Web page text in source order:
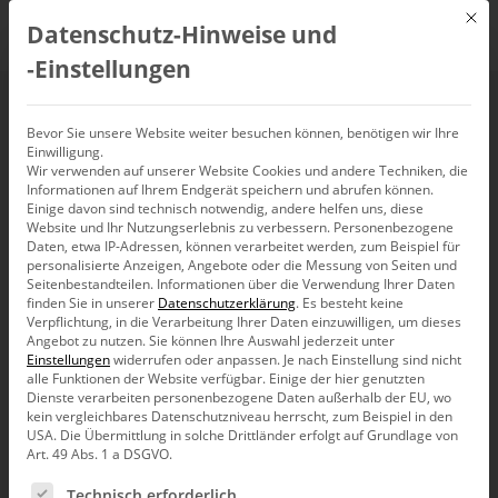
Forecast
Produkt
Mit
Datenschutz-Hinweise und
‑Einstellungen
Bevor Sie unsere Website weiter besuchen können, benötigen wir Ihre
Einwilligung.
Wir verwenden auf unserer Website Cookies und andere Techniken, die
Informationen auf Ihrem Endgerät speichern und abrufen können.
Einige davon sind technisch notwendig, andere helfen uns, diese
Website und Ihr Nutzungserlebnis zu verbessern. Personenbezogene
Daten, etwa IP-Adressen, können verarbeitet werden, zum Beispiel für
personalisierte Anzeigen, Angebote oder die Messung von Seiten und
Seitenbestandteilen. Informationen über die Verwendung Ihrer Daten
finden Sie in unserer Datenschutzerklärung. Es besteht keine
Verpflichtung, in die Verarbeitung Ihrer Daten einzuwilligen, um dieses
Angebot zu nutzen.Sie können Ihre Auswahl jederzeit unter
Einstellungenwiderrufen oder anpassen. Je nach Einstellung sind nicht
alle Funktionen der Website verfügbar. Einige der hier genutzten
Dienste verarbeiten personenbezogene Daten außerhalb der EU, wo
kein vergleichbares Datenschutzniveau herrscht, zum Beispiel in den
USA. Die Übermittlung in solche Drittländer erfolgt auf Grundlage von
Art. 49 Abs. 1 a DSGVO.
Es folgt eine Liste der Service-Gruppen, für die eine